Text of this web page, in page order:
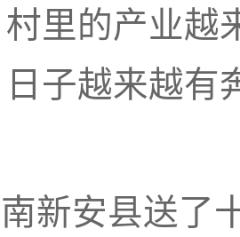
里的产业越
子越来越有
新安县送了